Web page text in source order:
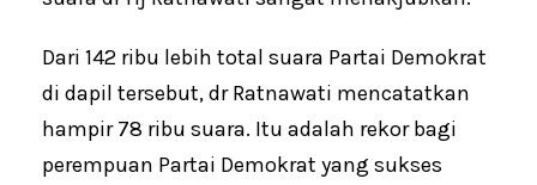
Dari 142 ribu lebih total suara Partai Demokrat
di dapil tersebut, dr Ratnawati mencatatkan
hampir 78 ribu suara. Itu adalah rekor bagi
perempuan Partai Demokrat yang sukses